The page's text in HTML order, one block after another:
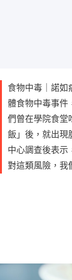
食物中毒｜諾如
體食物中毒事件
們曾在學院食堂
飯」後，就出現
中心調查後表示
對這類風險，我